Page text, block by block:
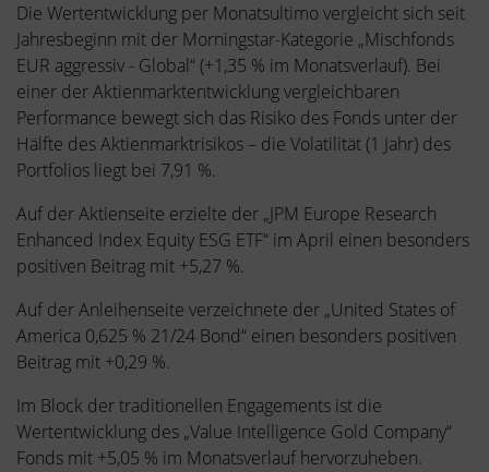
Die Wertentwicklung per Monatsultimo vergleicht sich seit
Jahresbeginn mit der Morningstar-Kategorie „Mischfonds
EUR aggressiv - Global“ (+1,35 % im Monatsverlauf). Bei
einer der Aktienmarktentwicklung vergleichbaren
Performance bewegt sich das Risiko des Fonds unter der
Hälfte des Aktienmarktrisikos – die Volatilität (1 Jahr) des
Portfolios liegt bei 7,91 %.
Auf der Aktienseite erzielte der „JPM Europe Research
Enhanced Index Equity ESG ETF“ im April einen besonders
positiven Beitrag mit +5,27 %.
Auf der Anleihenseite verzeichnete der „United States of
America 0,625 % 21/24 Bond“ einen besonders positiven
Beitrag mit +0,29 %.
Im Block der traditionellen Engagements ist die
Wertentwicklung des „Value Intelligence Gold Company“
Fonds mit +5,05 % im Monatsverlauf hervorzuheben.